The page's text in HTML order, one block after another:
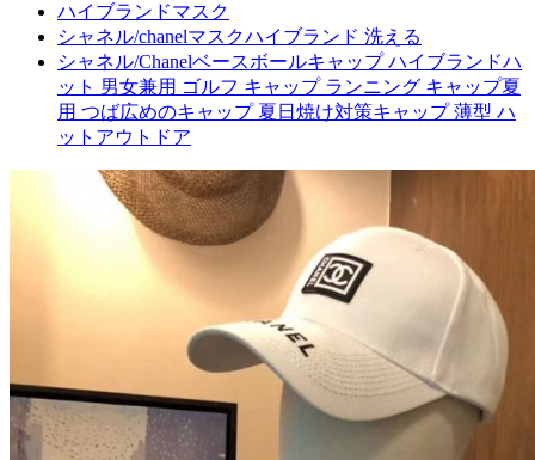
ハイブランドマスク
シャネル/chanelマスクハイブランド 洗える
シャネル/Chanelベースボールキャップ ハイブランドハ
ット 男女兼用 ゴルフ キャップ ランニング キャップ夏
用 つば広めのキャップ 夏日焼け対策キャップ 薄型 ハ
ットアウトドア